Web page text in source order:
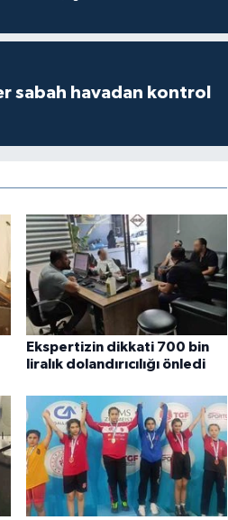
sabah havadan kontrol
Ekspertizin dikkati 700 bin
liralık dolandırıcılığı önledi